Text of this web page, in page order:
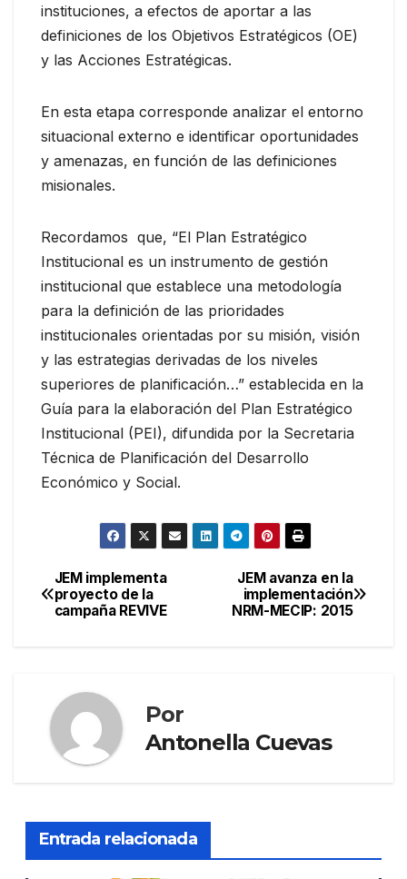
instituciones, a efectos de aportar a las
definiciones de los Objetivos Estratégicos (OE)
y las Acciones Estratégicas.
En esta etapa corresponde analizar el entorno
situacional externo e identificar oportunidades
y amenazas, en función de las definiciones
misionales.
Recordamos que, “El Plan Estratégico
Institucional es un instrumento de gestión
institucional que establece una metodología
para la definición de las prioridades
institucionales orientadas por su misión, visión
y las estrategias derivadas de los niveles
superiores de planificación…” establecida en la
Guía para la elaboración del Plan Estratégico
Institucional (PEI), difundida por la Secretaria
Técnica de Planificación del Desarrollo
Económico y Social.
Navegación
de
JEM avanza en la
implementación
NRM-MECIP: 2015
JEM implementa
proyecto de la
campaña REVIVE
Por
Antonella Cuevas
Entrada relacionada